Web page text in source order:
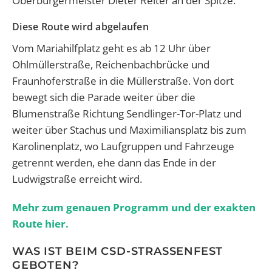
Diese Route wird abgelaufen
Vom Mariahilfplatz geht es ab 12 Uhr über
Ohlmüllerstraße, Reichenbachbrücke und
Fraunhoferstraße in die Müllerstraße. Von dort
bewegt sich die Parade weiter über die
Blumenstraße Richtung Sendlinger-Tor-Platz und
weiter über Stachus und Maximiliansplatz bis zum
Karolinenplatz, wo Laufgruppen und Fahrzeuge
getrennt werden, ehe dann das Ende in der
Ludwigstraße erreicht wird.
Mehr zum genauen Programm und der exakten
Route hier.
WAS IST BEIM CSD-STRASSENFEST G
EBOTEN?